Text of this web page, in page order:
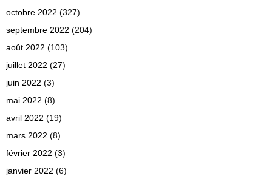
octobre 2022 (327)
septembre 2022 (204)
août 2022 (103)
juillet 2022 (27)
juin 2022 (3)
mai 2022 (8)
avril 2022 (19)
mars 2022 (8)
février 2022 (3)
janvier 2022 (6)